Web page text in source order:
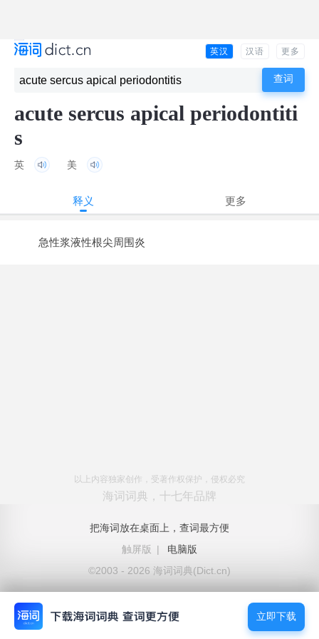
英汉 汉语 更多
acute sercus apical periodontiti
s
英 美
释义 更多
急性浆液性根尖周围炎
以上内容独家创作，受著作权保护，侵权必究
海词词典，十七年品牌
把海词放在桌面上，查词最方便
触屏版
|
电脑版
©2003 - 2026 海词词典(Dict.cn)
立即下载
立即下载